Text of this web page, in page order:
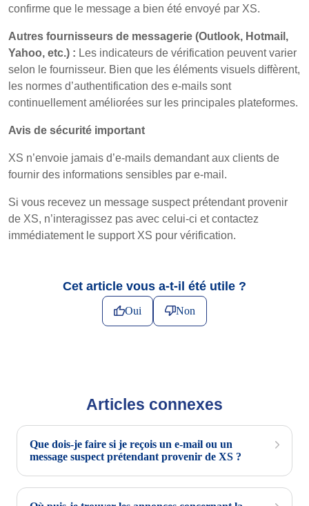
confirme que le message a bien été envoyé par XS.
Autres fournisseurs de messagerie (Outlook, Hotmail,
Yahoo, etc.) : Les indicateurs de vérification peuvent varier
selon le fournisseur. Bien que les éléments visuels diffèrent,
les normes d’authentification des e-mails sont
continuellement améliorées sur les principales plateformes.
Avis de sécurité important
XS n’envoie jamais d’e-mails demandant aux clients de
fournir des informations sensibles par e-mail.
Si vous recevez un message suspect prétendant provenir
de XS, n’interagissez pas avec celui-ci et contactez
immédiatement le support XS pour vérification.
Cet article vous a-t-il été utile ?
Oui Non
Articles connexes
Que dois-je faire si je reçois un e-mail ou un
message suspect prétendant provenir de XS ?